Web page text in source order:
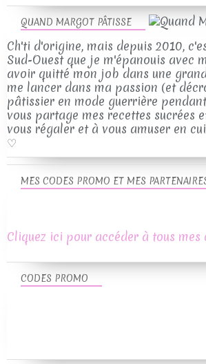
QUAND MARGOT PÂTISSE
Ch'ti d'origine, mais depuis 2010,
Sud-Ouest que je m'épanouis avec
avoir quitté mon job dans une
me lancer dans ma passion (et
pâtissier en mode guerrière
vous partage mes recettes sucrées
vous régaler et à vous amuser en
♡
CODES PROMO
MES CODES PROMO ET MES
Cliquez ici pour accéder à tous mes